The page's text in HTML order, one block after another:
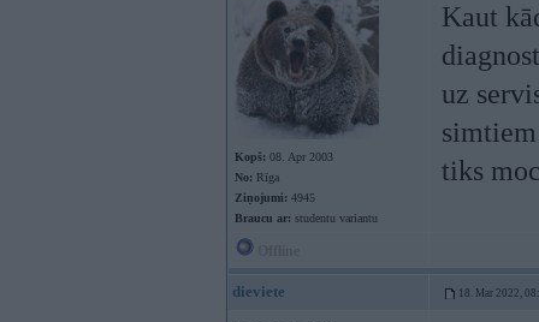
Kopš: 08. Apr 2003
No: Rīga
Ziņojumi: 4945
Braucu ar: studentu variantu
Kaut
uz
tiks
dieviete 18. Mar 2022,